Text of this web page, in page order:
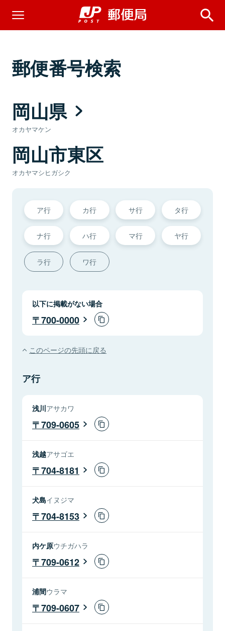
郵便番号検索
岡山県
オカヤマケン
岡山市東区
オカヤマシヒガシク
ア行 カ行 サ行 タ行
ナ行 ハ行 マ行 ヤ行
ラ行 ワ行
以下に掲載がない場合
700-0000
このページの先頭に戻る
ア行
浅川アサカワ
709-0605
浅越アサゴエ
704-8181
犬島イヌジマ
704-8153
内ケ原ウチガハラ
709-0612
浦間ウラマ
709-0607